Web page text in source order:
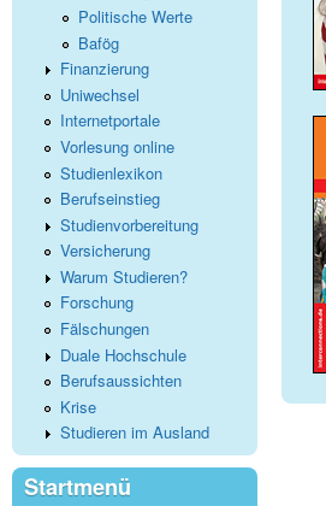
Politische Werte
Bafög
Finanzierung
Uniwechsel
Internetportale
Vorlesung online
Studienlexikon
Berufseinstieg
Studienvorbereitung
Versicherung
Warum Studieren?
Forschung
Fälschungen
Duale Hochschule
Berufsaussichten
Krise
Studieren im Ausland
Startmenü